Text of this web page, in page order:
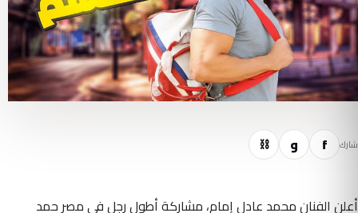
شارك f و ⛓
أعلن الفنان محمد عادل إمام، مشاركة أطول رجل في مصر حمد